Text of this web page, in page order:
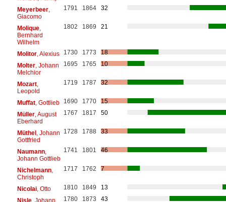
Meyerbeer,
Giacomo
1791 1864 32
Molique,
Bernhard
Wilhelm
1802 1869 21
Molitor, Alexius 1730 1773
18
Molter, Johann
Melchior
1695 1765 10
Mozart,
Leopold
1719 1787 32
Muffat, Gottlieb 1690 1770
15
Müller, August
Eberhard
1767 1817 50
Müthel, Johann
Gottfried
1728 1788 33
Naumann,
Johann Gottlieb
1741 1801 46
Nichelmann,
Christoph
1717 1762 7
Nicolai, Otto 1810 1849
13
Nisle, Johann 1780 1873 43